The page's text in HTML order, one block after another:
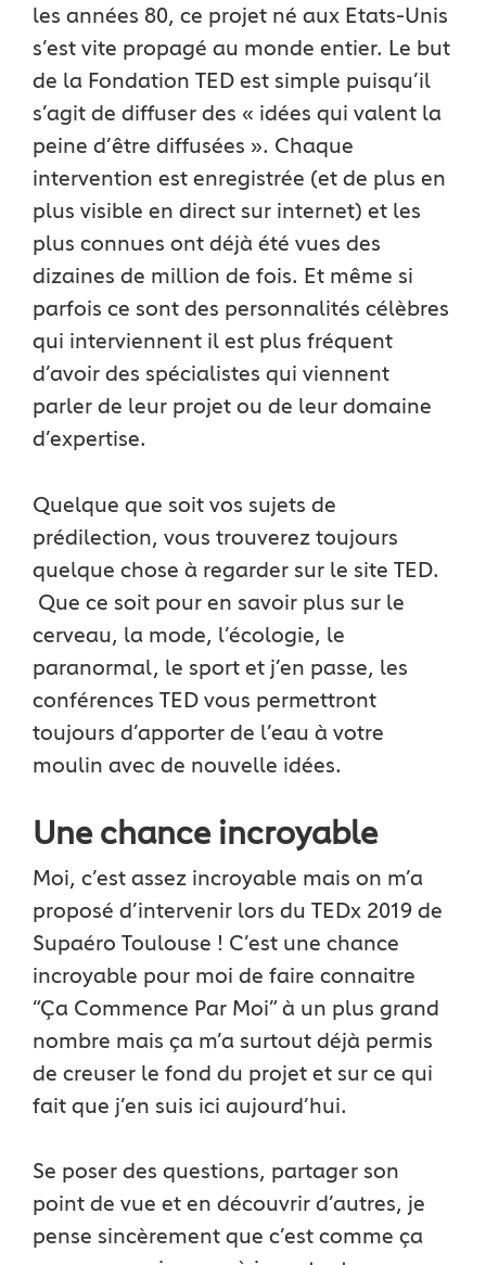
les années 80, ce projet né aux Etats-Unis
s’est vite propagé au monde entier. Le but
de la Fondation TED est simple puisqu’il
s’agit de diffuser des « idées qui valent la
peine d’être diffusées ». Chaque
intervention est enregistrée (et de plus en
plus visible en direct sur internet) et les
plus connues ont déjà été vues des
dizaines de million de fois. Et même si
parfois ce sont des personnalités célèbres
qui interviennent il est plus fréquent
d’avoir des spécialistes qui viennent
parler de leur projet ou de leur domaine
d’expertise.
Quelque que soit vos sujets de
prédilection, vous trouverez toujours
quelque chose à regarder sur le site TED.
Que ce soit pour en savoir plus sur le
cerveau, la mode, l’écologie, le
paranormal, le sport et j’en passe, les
conférences TED vous permettront
toujours d’apporter de l’eau à votre
moulin avec de nouvelle idées.
Une chance incroyable
Moi, c’est assez incroyable mais on m’a
proposé d’intervenir lors du TEDx 2019 de
Supaéro Toulouse ! C’est une chance
incroyable pour moi de faire connaitre
“Ça Commence Par Moi” à un plus grand
nombre mais ça m’a surtout déjà permis
de creuser le fond du projet et sur ce qui
fait que j’en suis ici aujourd’hui.
Se poser des questions, partager son
point de vue et en découvrir d’autres, je
pense sincèrement que c’est comme ça